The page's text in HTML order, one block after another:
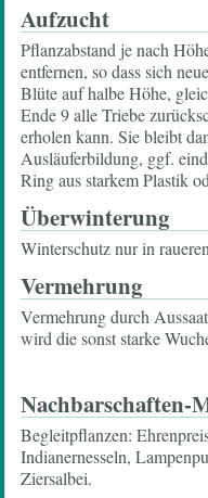
Aufzucht
Pflanzabstand je nach
entfernen, so dass sich
Blüte auf halbe Höhe,
Ende 9 alle Triebe
erholen kann. Sie bleibt
Ausläuferbildung, ggf.
Ring aus starkem Plastik
Überwinterung
Winterschutz nur in
Vermehrung
Vermehrung durch
wird die sonst starke
Nachbarschaften-
Begleitpflanzen:
Indianernesseln,
Ziersalbei.